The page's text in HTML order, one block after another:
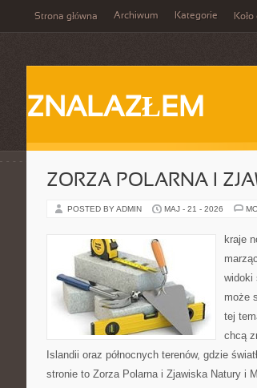
Strona główna Archiwum Kategorie
ZNALAZŁEM
ZORZA POLARNA I
POSTED BY ADMIN MAJ - 21 - 2026
kraje
widoki
może
tej
chcą
Islandii oraz północnych terenów, gdzie
stronie to Zorza Polarna i Zjawiska Natury i